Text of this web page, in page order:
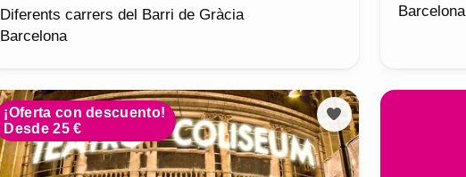
Diferents carrers del Barri de Gràcia
Barcelona
Barcelona
¡Oferta con descuento!
Desde 25 €